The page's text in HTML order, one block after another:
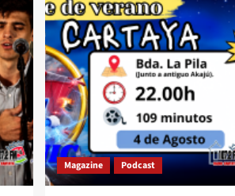
Magazine Podcast